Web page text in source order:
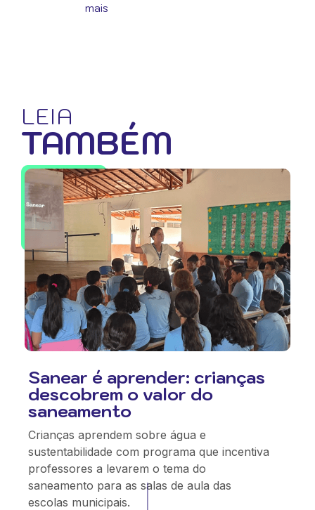
mais
LEIA
TAMBÉM
Sanear é aprender: crianças
descobrem o valor do
saneamento
Crianças aprendem sobre água e
sustentabilidade com programa que incentiva
professores a levarem o tema do
saneamento para as salas de aula das
escolas municipais.